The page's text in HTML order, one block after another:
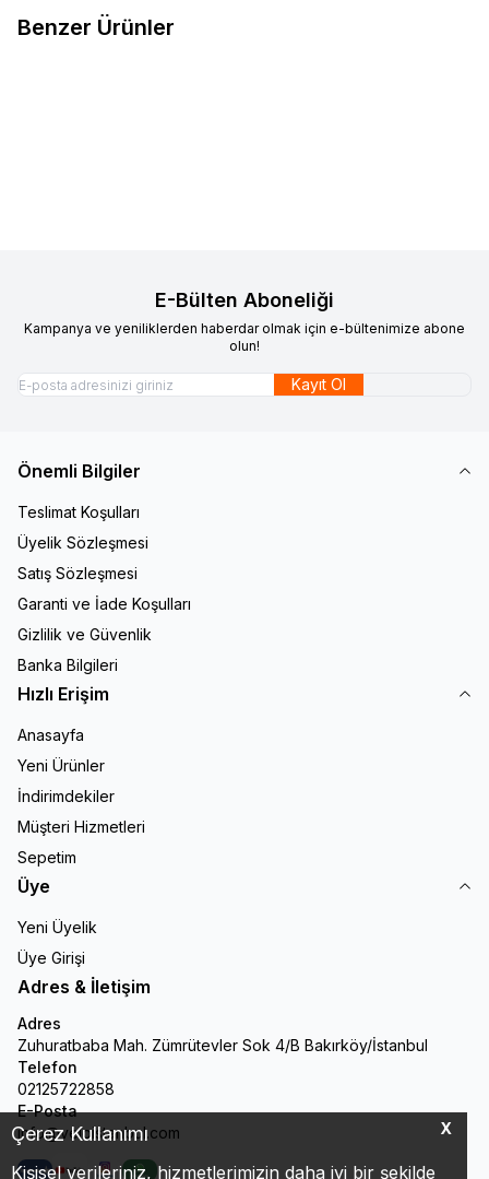
X
Çerez Kullanımı
Kişisel verileriniz, hizmetlerimizin daha iyi bir şekilde
Benzer Ürünler
E-Bülten Aboneliği
Kampanya ve yeniliklerden haberdar olmak için e-bültenimize abone
olun!
Kayıt Ol
Önemli Bilgiler
Teslimat Koşulları
Üyelik Sözleşmesi
Satış Sözleşmesi
Garanti ve İade Koşulları
Gizlilik ve Güvenlik
Banka Bilgileri
Hızlı Erişim
Anasayfa
Yeni Ürünler
İndirimdekiler
Müşteri Hizmetleri
Sepetim
Üye
Yeni Üyelik
Üye Girişi
Adres & İletişim
Adres
Zuhuratbaba Mah. Zümrütevler Sok 4/B Bakırköy/İstanbul
Telefon
02125722858
E-Posta
info@veloistanbul.com